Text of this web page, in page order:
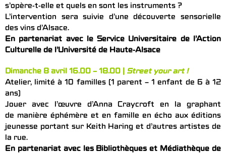
s’opère-t-elle et quels en sont les instruments ?
L’intervention sera suivie d’une découverte sensorielle
des vins d’Alsace.
En partenariat avec le Service Universitaire de l’Action
Culturelle de l’Université de Haute-Alsace
Dimanche 8 avril 16.00 – 18.00 | Street your art !
Atelier, limité à 10 familles (1 parent – 1 enfant de 6 à 12
ans)
Jouer avec l’œuvre d’Anna Craycroft en la graphant
de manière éphémère et en famille en écho aux éditions
jeunesse portant sur Keith Haring et d’autres artistes de
la rue.
En partenariat avec les Bibliothèques et Médiathèque de